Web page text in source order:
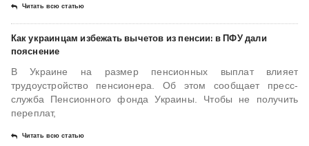
Читать всю статью
Как украинцам избежать вычетов из пенсии: в ПФУ дали
пояснение
В Украине на размер пенсионных выплат влияет
трудоустройство пенсионера. Об этом сообщает пресс-
служба Пенсионного фонда Украины. Чтобы не получить
переплат,
Читать всю статью